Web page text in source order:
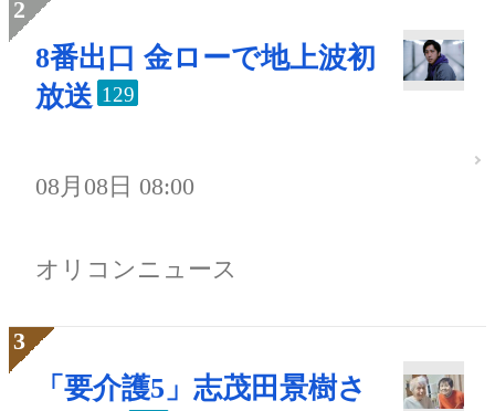
8番出口 金ローで地上波初
放送 129
08月08日 08:00
オリコンニュース
「要介護5」志茂田景樹さ